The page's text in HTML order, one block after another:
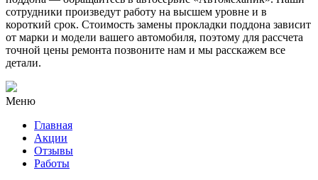
сотрудники произведут работу на высшем уровне и в
короткий срок. Стоимость замены прокладки поддона зависит
от марки и модели вашего автомобиля, поэтому для рассчета
точной цены ремонта позвоните нам и мы расскажем все
детали.
Меню
Главная
Акции
Отзывы
Работы